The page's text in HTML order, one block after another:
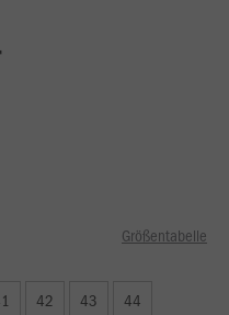
Größentabelle
42 43 44